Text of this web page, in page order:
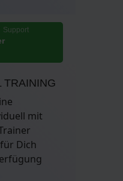
Support
TRAINING
mit
Dich